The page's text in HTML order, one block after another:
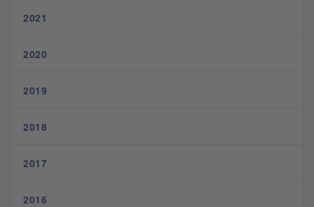
2021
2020
2019
2018
2017
2016